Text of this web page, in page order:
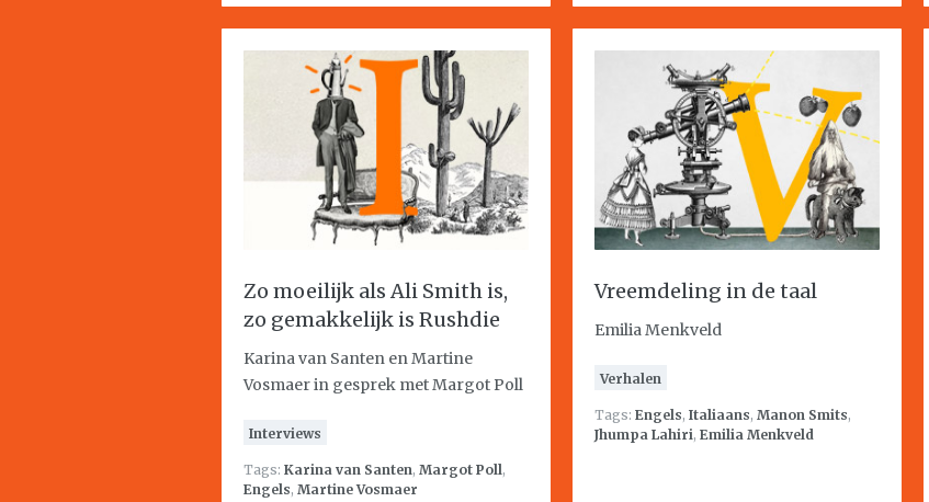
Zo moeilijk als Ali Smith is,
zo gemakkelijk is Rushdie
Karina van Santen en Martine
Vosmaer in gesprek met Margot Poll
Interviews
Tags: Karina van Santen, Margot Poll,
Engels, Martine Vosmaer
Vreemdeling in de taal
Emilia Menkveld
Verhalen
Tags: Engels, Italiaans, Manon Smits,
Jhumpa Lahiri, Emilia Menkveld